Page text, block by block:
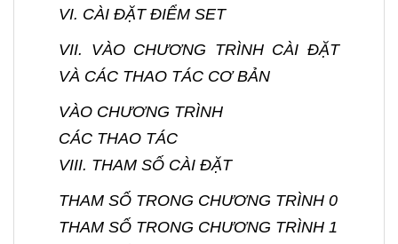
VI. CÀI ĐẶT ĐIỂM SET
VII. VÀO CHƯƠNG TRÌNH CÀI ĐẶT
VÀ CÁC THAO TÁC CƠ BẢN
VÀO CHƯƠNG TRÌNH
CÁC THAO TÁC
VIII. THAM SỐ CÀI ĐẶT
THAM SỐ TRONG CHƯƠNG TRÌNH 0
THAM SỐ TRONG CHƯƠNG TRÌNH 1